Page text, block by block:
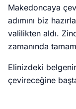
Makedoncaya
adımını biz
valilikten aldı.
zamanında
Elinizdeki
çevireceğine